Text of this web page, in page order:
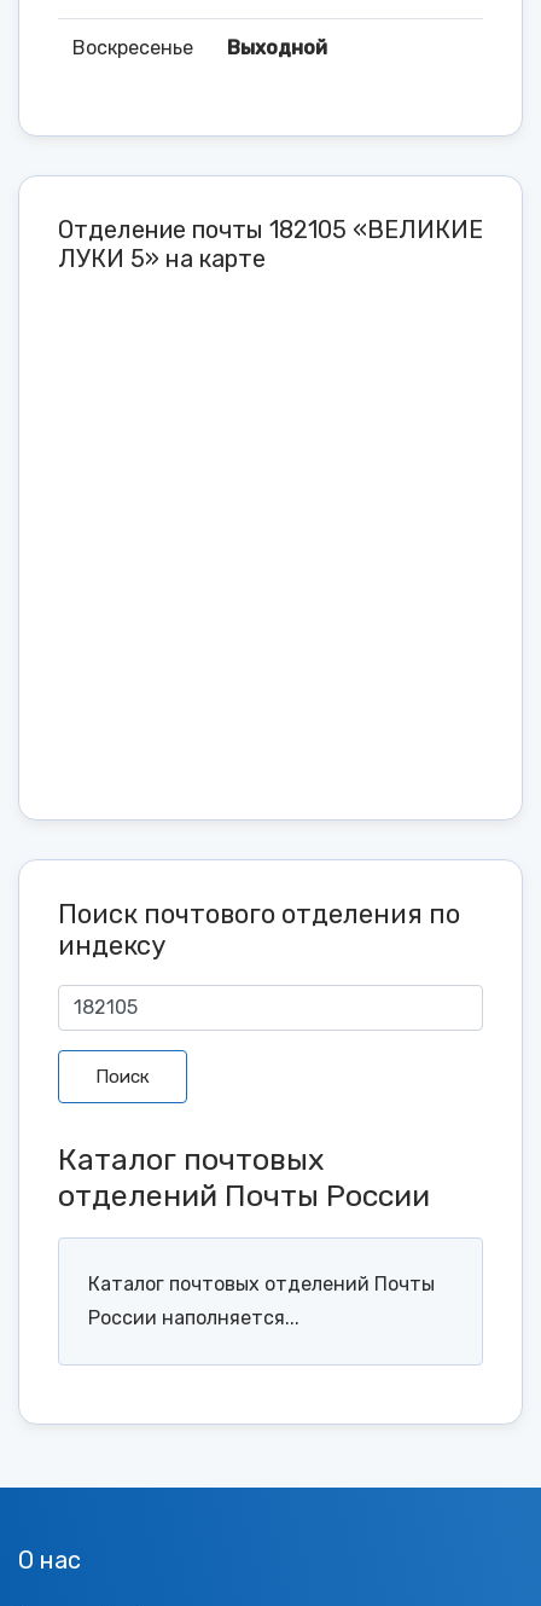
Воскресенье Выходной
Отделение почты 182105 «ВЕЛИКИЕ
ЛУКИ 5» на карте
Поиск почтового отделения по
индексу
Поиск
Каталог почтовых
отделений Почты России
Каталог почтовых отделений Почты
России наполняется...
О нас